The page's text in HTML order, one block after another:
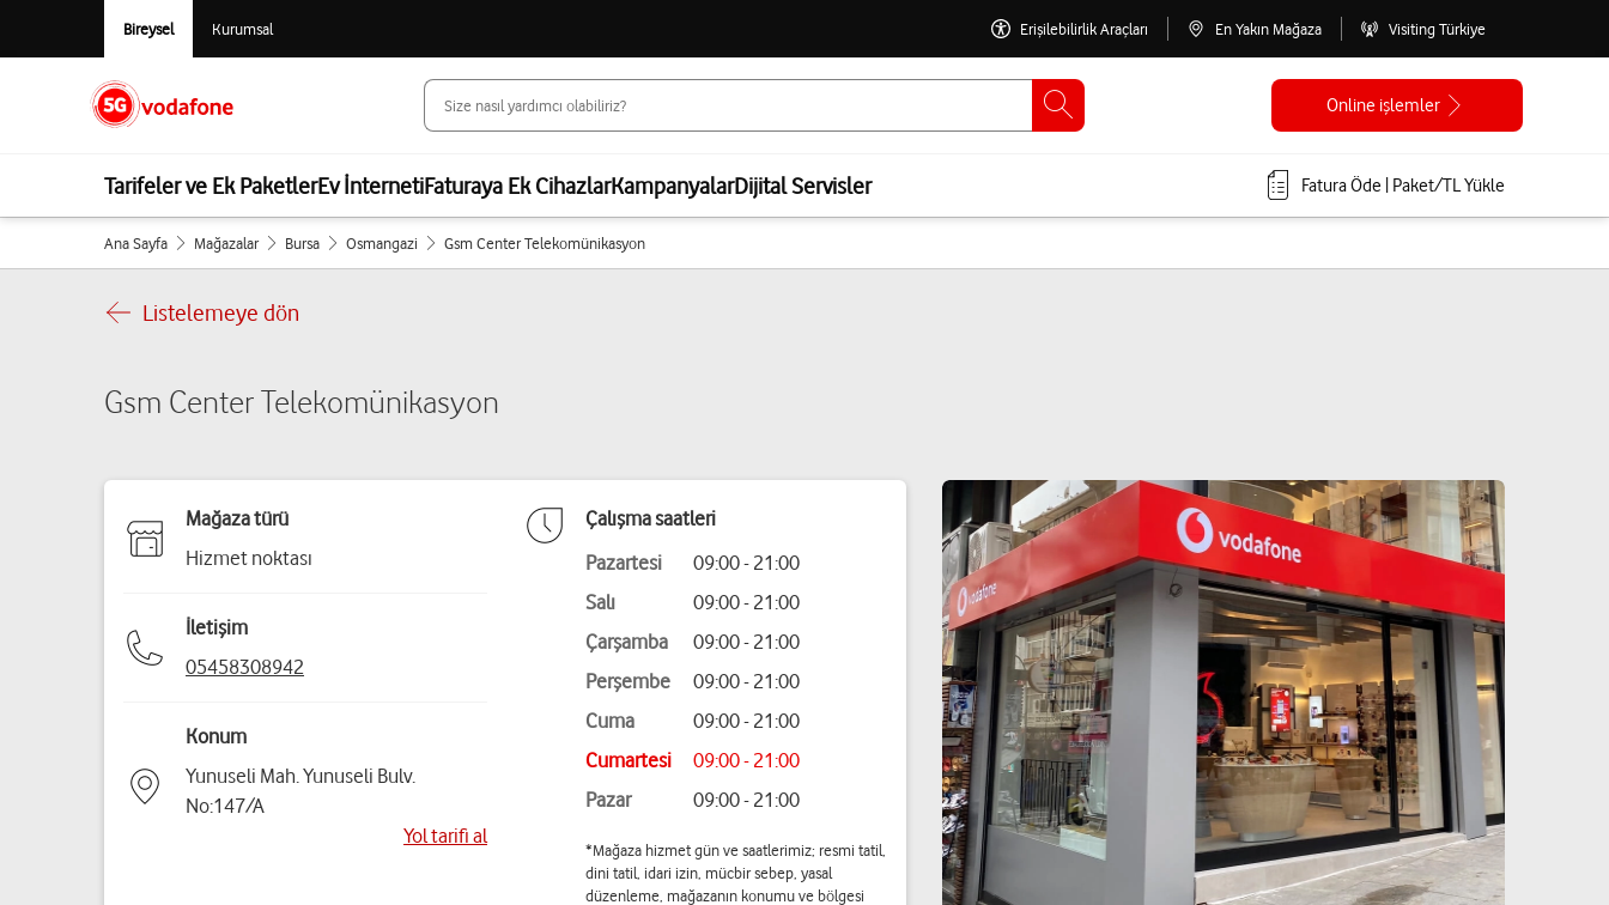
Bireysel Kurumsal Erişilebilirlik Araçları En Yakın Mağaza Visiting Türkiye
Online işlemler
Tarifeler ve Ek PaketlerEv İnternetiFaturaya Ek CihazlarKampanyalarDijital Servisler Fatura Öde | Paket/TL Yükle
Ana Sayfa Mağazalar Bursa Osmangazi Gsm Center Telekomünikasyon
Listelemeye dön
Gsm Center Telekomünikasyon
Mağaza türü
Hizmet noktası
İletişim
05458308942
Konum
Yunuseli Mah. Yunuseli Bulv.
No:147/A
Yol tarifi al
Çalışma saatleri
Pazartesi
09:00 - 21:00
Salı
09:00 - 21:00
Çarşamba
09:00 - 21:00
Perşembe
09:00 - 21:00
Cuma
09:00 - 21:00
Cumartesi
09:00 - 21:00
Pazar
09:00 - 21:00
*Mağaza hizmet gün ve saatlerimiz; resmi tatil,
dini tatil, idari izin, mücbir sebep, yasal
düzenleme, mağazanın konumu ve bölgesi